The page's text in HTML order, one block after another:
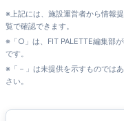
※上記には、施設運営者から情報
覧で確認できます。
※「○」は、FIT PALETTE編集部
です。
※「－」は未提供を示すものでは
さい。